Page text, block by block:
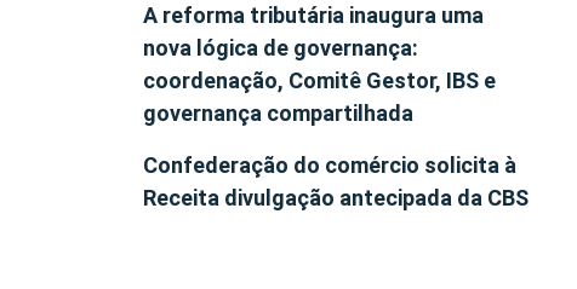
A reforma tributária inaugura uma
nova lógica de governança:
coordenação, Comitê Gestor, IBS e
governança compartilhada
Confederação do comércio solicita à
Receita divulgação antecipada da CBS